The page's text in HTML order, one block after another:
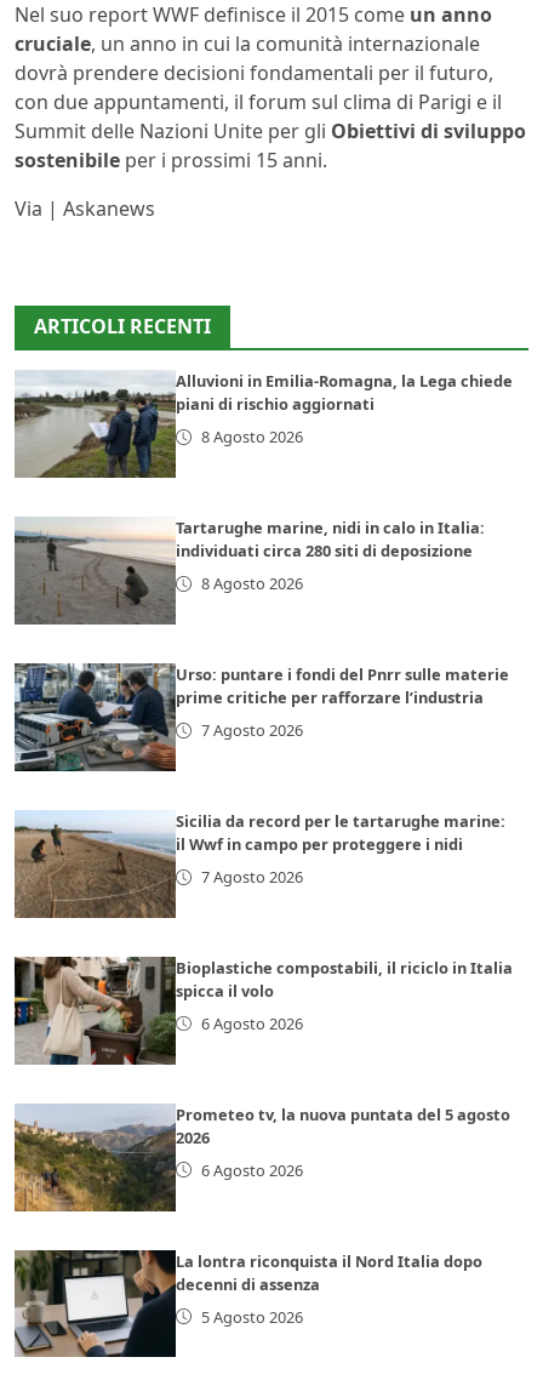
Nel suo report WWF definisce il 2015 come un anno
cruciale, un anno in cui la comunità internazionale
dovrà prendere decisioni fondamentali per il futuro,
con due appuntamenti, il forum sul clima di Parigi e il
Summit delle Nazioni Unite per gli Obiettivi di sviluppo
sostenibile per i prossimi 15 anni.
Via | Askanews
ARTICOLI RECENTI
Alluvioni in Emilia-Romagna, la Lega chiede
piani di rischio aggiornati
8 Agosto 2026
Tartarughe marine, nidi in calo in Italia:
individuati circa 280 siti di deposizione
8 Agosto 2026
Urso: puntare i fondi del Pnrr sulle materie
prime critiche per rafforzare l’industria
7 Agosto 2026
Sicilia da record per le tartarughe marine:
il Wwf in campo per proteggere i nidi
7 Agosto 2026
Bioplastiche compostabili, il riciclo in Italia
spicca il volo
6 Agosto 2026
Prometeo tv, la nuova puntata del 5 agosto
2026
6 Agosto 2026
La lontra riconquista il Nord Italia dopo
decenni di assenza
5 Agosto 2026